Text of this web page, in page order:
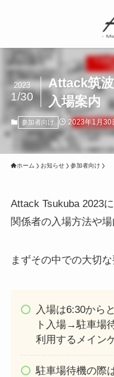
Attack筑
入場案内
2023
1/30
参加者向け 2023年1月30
ホーム お知らせ 参加者向け
Attack Tsukuba 2023
関係者の入場方法や
まずその中での大切
入場は6:30から
ト入場→駐車場
利用するメイン
駐車場待機の際